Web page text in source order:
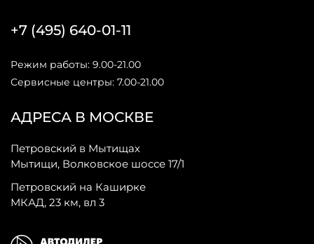
АДРЕСА В МОСКВЕ
Петровский в Мытищах
Мытищи, Волковское шоссе 17/1
Петровский на Каширке
МКАД, 23 км, вл 3
+7 (495) 640-01-11
Режим работы: 9.00-21.00
Сервисные центры: 7.00-21.00